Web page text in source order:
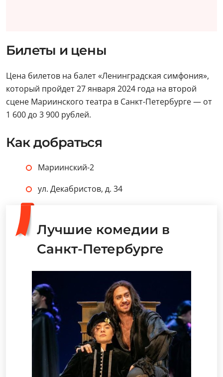
Билеты и цены
Цена билетов на балет «Ленинградская симфония»,
который пройдет 27 января 2024 года на второй
сцене Мариинского театра в Санкт-Петербурге — от
1 600 до 3 900 рублей.
Как добраться
Мариинский-2
ул. Декабристов, д. 34
Лучшие комедии в
Санкт-Петербурге